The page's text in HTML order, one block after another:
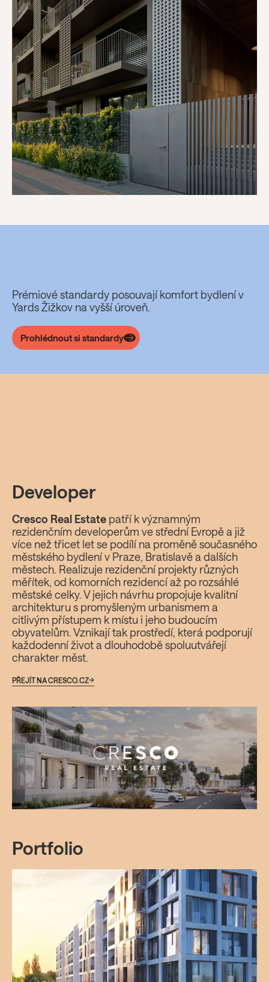
Standardy
Prémiové standardy posouvají komfort bydlení v
Yards Žižkov na vyšší úroveň.
Prohlédnout si standardy
Kdo stojí za Yards
Žižkov
Developer
Cresco Real Estate patří k významným
rezidenčním developerům ve střední Evropě a již
více než třicet let se podílí na proměně současného
městského bydlení v Praze, Bratislavě a dalších
městech. Realizuje rezidenční projekty různých
měřítek, od komorních rezidencí až po rozsáhlé
městské celky. V jejich návrhu propojuje kvalitní
architekturu s promyšleným urbanismem a
citlivým přístupem k místu i jeho budoucím
obyvatelům. Vznikají tak prostředí, která podporují
každodenní život a dlouhodobě spoluutvářejí
charakter měst.
PŘEJÍT NA CRESCO.CZ
Portfolio